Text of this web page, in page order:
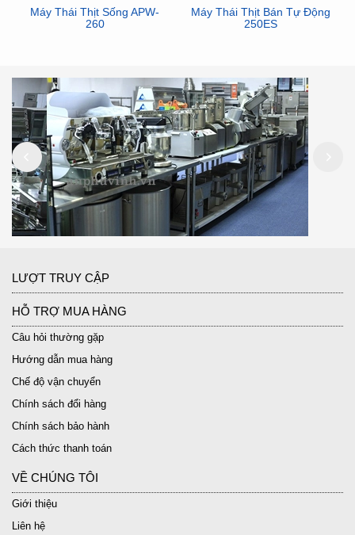
Máy Thái Thịt Sống APW-
260
Máy Thái Thịt Bán Tự Động
250ES
LƯỢT TRUY CẬP
HỖ TRỢ MUA HÀNG
Câu hỏi thường gặp
Hướng dẫn mua hàng
Chế độ vận chuyển
Chính sách đổi hàng
Chính sách bảo hành
Cách thức thanh toán
VỀ CHÚNG TÔI
Giới thiệu
Liên hệ